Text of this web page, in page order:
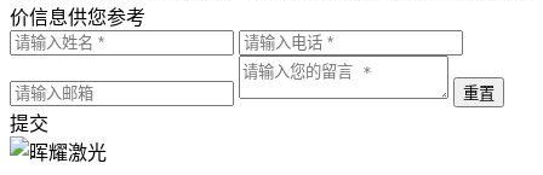
价信息供您参考
提交